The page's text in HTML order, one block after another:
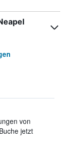
von
jetzt